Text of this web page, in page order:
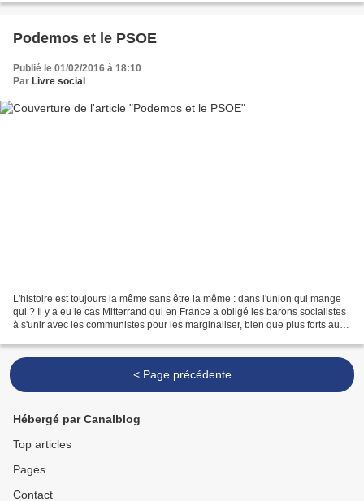
Podemos et le PSOE
Publié le 01/02/2016 à 18:10
Par Livre social
L'histoire est toujours la même sans être la même : dans l'union qui mange
qui ? Il y a eu le cas Mitterrand qui en France a obligé les barons socialistes
à s'unir avec les communistes pour les marginaliser, bien que plus forts au
< Page précédente
Hébergé par Canalblog
Top articles
Pages
Contact